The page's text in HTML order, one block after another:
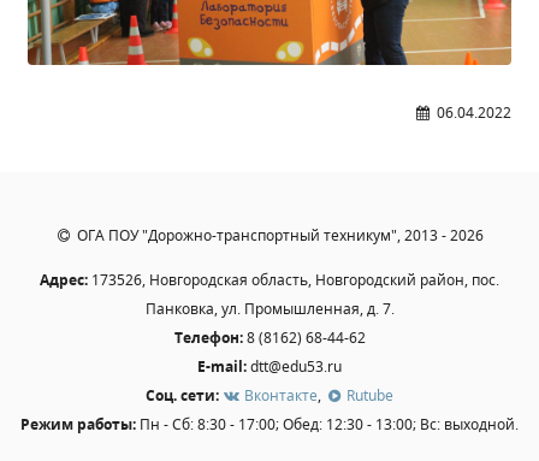
МЕТОДИЧЕСКАЯ РАБОТА
Фотографии техникума
ПОЛЕЗНЫЕ ССЫЛКИ
Министерство науки и высшего образования
Главное управление по контролю за оборотом
06.04.2022
ОГА ПОУ "Дорожно-транспортный техникум", 2013 - 2026
Адрес: 173526, Новгородская область, Новгородский район, пос.
Панковка, ул. Промышленная, д. 7.
Телефон:8 (8162) 68-44-62
E-mail:dtt@edu53.ru
Соц. сети:
Вконтакте,
Rutube
Режим работы: Пн - Сб: 8:30 - 17:00; Обед: 12:30 - 13:00; Вс: выходной.